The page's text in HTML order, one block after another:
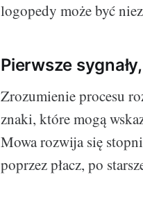
logopedy może być
Pierwsze
Zrozumienie procesu
znaki, które mogą
Mowa rozwija się
poprzez płacz, po